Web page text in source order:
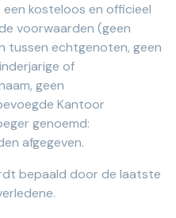
kosteloos en officieel
voorwaarden (geen
tussen echtgenoten, geen
of
geen
Kantoor
genoemd:
afgegeven.
bepaald door de laatste